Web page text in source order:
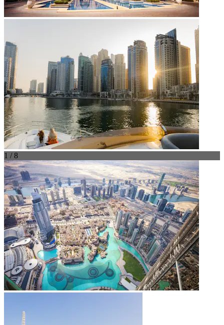
1 / 8